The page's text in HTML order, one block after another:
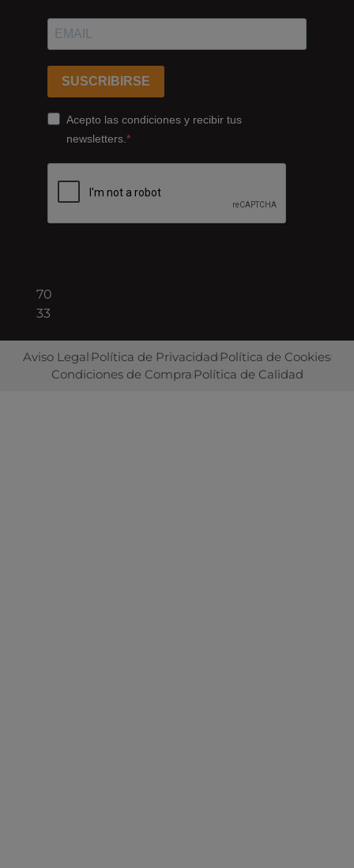
Passeig
Ferrocarrils
Catalans
178,
Cornellà
08940
Barcelona
70
33
SUSCRIBIRSE
Acepto las condiciones y recibir tus
newsletters.
Aviso Legal Política de Privacidad Política de Cookies
Condiciones de Compra Política de Calidad